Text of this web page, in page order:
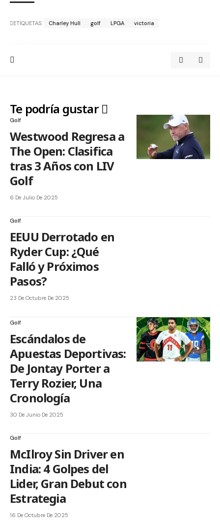
ETIQUETAS: Charley Hull golf LPGA victoria
Te podría gustar
Golf
Westwood Regresa a
The Open: Clasifica
tras 3 Años con LIV
Golf
6 De Julio De 2025
Golf
EEUU Derrotado en
Ryder Cup: ¿Qué
Falló y Próximos
Pasos?
23 De Octubre De 2025
Golf
Escándalos de
Apuestas Deportivas:
De Jontay Porter a
Terry Rozier, Una
Cronología
30 De Junio De 2025
Golf
McIlroy Sin Driver en
India: 4 Golpes del
Lider, Gran Debut con
Estrategia
16 De Octubre De 2025